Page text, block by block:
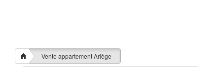
Vente appartement Ariège